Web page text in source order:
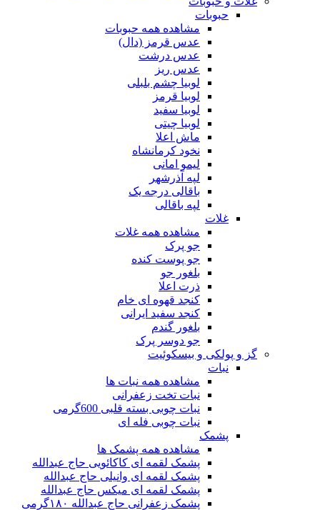
حبوبات
مشاهده همه حبوبات
عدس قرمز (دال)
عدس درشت
عدس ریز
لوبیا چشم بلبلی
لوبیا قرمز
لوبیا سفید
لوبیا چیتی
ماش اعلا
نخود کرمانشاه
لیمو امانی
لپه آذرشهر
باقالی درجه یک
لپه باقالی
غلات
مشاهده همه غلات
جو پرک
جو پوست کنده
بلغور جو
ذرت اعلا
کنجد قهوه ای خام
کنجد سفید ایرانی
بلغور گندم
جو دوسر پرک
گز و پولکی و بیسکوئیت
نبات
مشاهده همه نبات ها
نبات تخت زعفرانی
نبات چوبی بسته قلبی 600گرمی
نبات چوبی فله ای
پشمک
مشاهده همه پشمک ها
پشمک لقمه ای کاکائویی حاج عبدالله
پشمک لقمه ای وانیلی حاج عبدالله
پشمک لقمه ای میکس حاج عبدالله
پشمک زعفرانی حاج عبدالله ۱۸۰گرمی